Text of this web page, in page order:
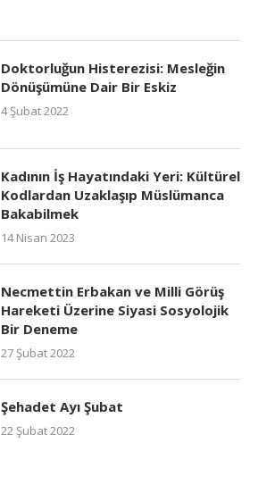
Doktorluğun Histerezisi: Mesleğin
Dönüşümüne Dair Bir Eskiz
4 Şubat 2022
Kadının İş Hayatındaki Yeri: Kültürel
Kodlardan Uzaklaşıp Müslümanca
Bakabilmek
14 Nisan 2023
Necmettin Erbakan ve Milli Görüş
Hareketi Üzerine Siyasi Sosyolojik
Bir Deneme
27 Şubat 2022
Şehadet Ayı Şubat
22 Şubat 2022